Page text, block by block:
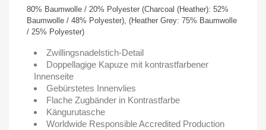
80% Baumwolle / 20% Polyester (Charcoal (Heather): 52%
Baumwolle / 48% Polyester), (Heather Grey: 75% Baumwolle
/ 25% Polyester)
Zwillingsnadelstich-Detail
Doppellagige Kapuze mit kontrastfarbener
Innenseite
Gebürstetes Innenvlies
Flache Zugbänder in Kontrastfarbe
Kängurutasche
Worldwide Responsible Accredited Production